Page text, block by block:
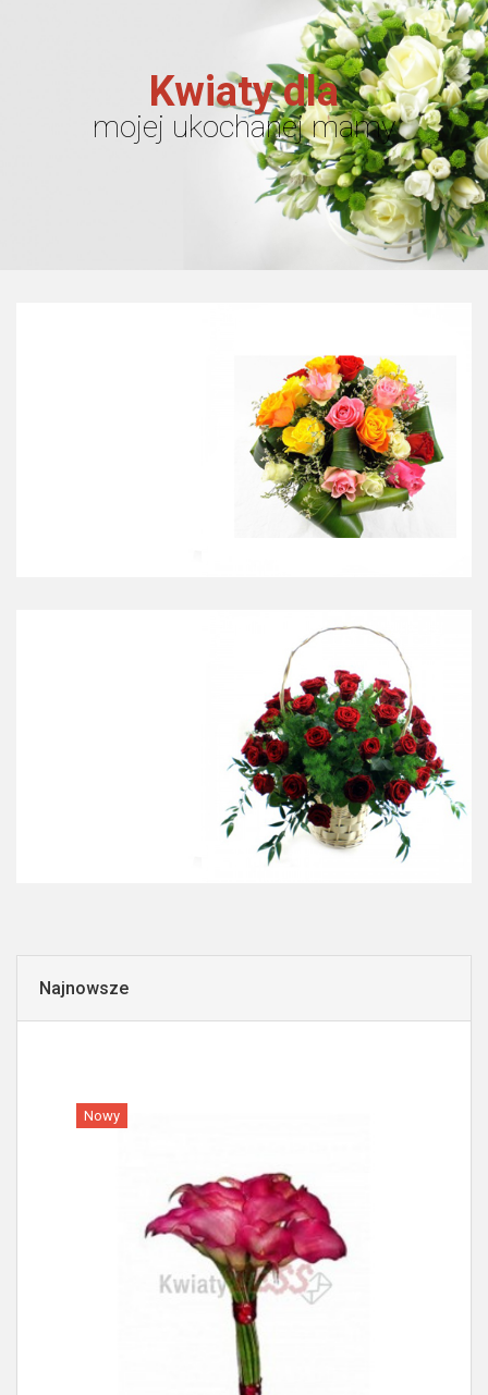
Kwiaty dla
mojej ukochanej mamy
Najnowsze
Nowy